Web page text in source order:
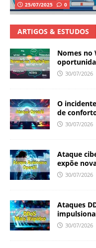
25/07/2025 0
ARTIGOS & ESTUDOS
Nomes no
30/07/2026
O
de
30/07/2026
Ataque
expõe
30/07/2026
Ataques
30/07/2026